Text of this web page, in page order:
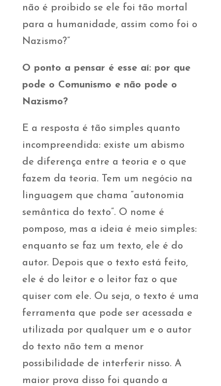
não é proibido se ele foi tão mortal
para a humanidade, assim como foi o
Nazismo?”
O ponto a pensar é esse aí: por que
pode o Comunismo e não pode o
Nazismo?
E a resposta é tão simples quanto
incompreendida: existe um abismo
de diferença entre a teoria e o que
fazem da teoria. Tem um negócio na
linguagem que chama “autonomia
semântica do texto”. O nome é
pomposo, mas a ideia é meio simples:
enquanto se faz um texto, ele é do
autor. Depois que o texto está feito,
ele é do leitor e o leitor faz o que
quiser com ele. Ou seja, o texto é uma
ferramenta que pode ser acessada e
utilizada por qualquer um e o autor
do texto não tem a menor
possibilidade de interferir nisso. A
maior prova disso foi quando a